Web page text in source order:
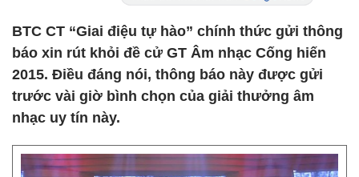
BTC CT “Giai điệu tự hào” chính thức gửi thông
báo xin rút khỏi đề cử GT Âm nhạc Cống hiến
2015. Điều đáng nói, thông báo này được gửi
trước vài giờ bình chọn của giải thưởng âm
nhạc uy tín này.